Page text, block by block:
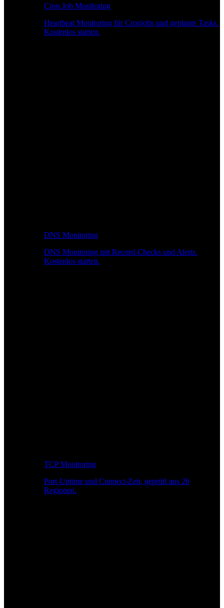
Cron Job Monitoring
Heartbeat Monitoring für Cronjobs und geplante Tasks.
Kostenlos starten.
DNS Monitoring
DNS Monitoring mit Record-Checks und Alerts.
Kostenlos starten.
TCP Monitoring
Port-Uptime und Connect-Zeit, geprüft aus 26
Regionen.